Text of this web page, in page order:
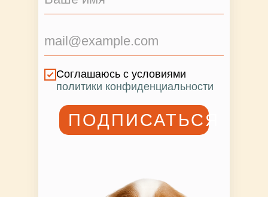
Соглашаюсь с условиями
политики конфиденциальности
ПОДПИСАТЬСЯ